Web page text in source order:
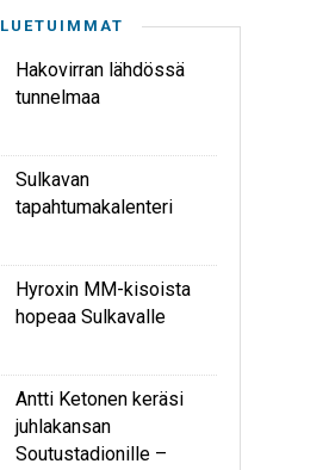
LUETUIMMAT
Hakovirran lähdössä
tunnelmaa
Sulkavan
tapahtumakalenteri
Hyroxin MM-kisoista
hopeaa Sulkavalle
Antti Ketonen keräsi
juhlakansan
Soutustadionille –